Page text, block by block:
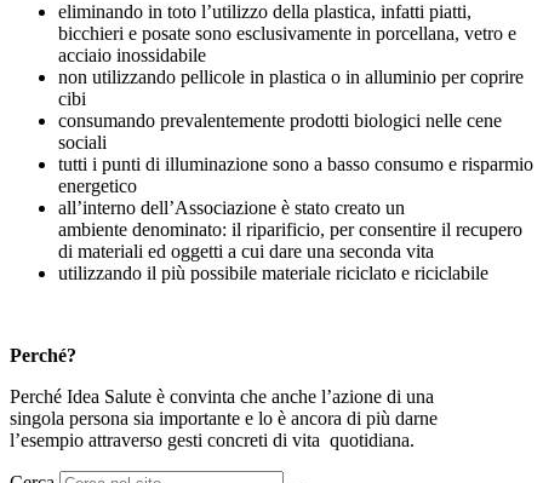
eliminando in toto l’utilizzo della plastica, infatti piatti,
bicchieri e posate sono esclusivamente in porcellana, vetro e
acciaio inossidabile
non utilizzando pellicole in plastica o in alluminio per coprire
cibi
consumando prevalentemente prodotti biologici nelle cene
sociali
tutti i punti di illuminazione sono a basso consumo e risparmio
energetico
all’interno dell’Associazione è stato creato un
ambiente denominato: il riparificio, per consentire il recupero
di materiali ed oggetti a cui dare una seconda vita
utilizzando il più possibile materiale riciclato e riciclabile
Perché?
Perché Idea Salute è convinta che anche l’azione di una
singola persona sia importante e lo è ancora di più darne
l’esempio attraverso gesti concreti di vita quotidiana.